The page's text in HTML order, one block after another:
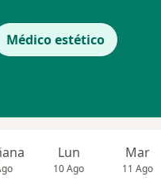
Médico estético
Lun
10 Ago
Mar
11 Ago